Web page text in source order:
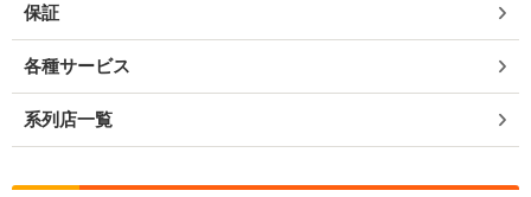
保証
各種サービス
系列店一覧